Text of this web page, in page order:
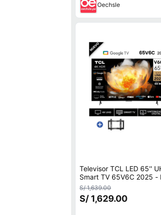
Oechsle
Televisor TCL LED 65''
Smart TV 65V6C 2025 - Rack
Fijo
S/ 1,639.00
S/ 1,629.00